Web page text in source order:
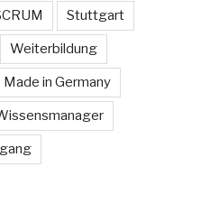
Stuttgart
Weiterbildung
in Germany